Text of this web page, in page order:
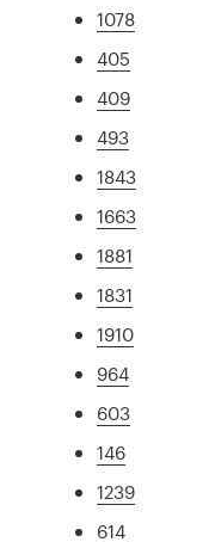
1078
405
409
493
1843
1663
1881
1831
1910
964
603
146
1239
614